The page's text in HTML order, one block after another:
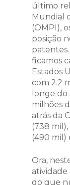
último
Mundial
(OMPI),
posição
ficamos
Estados
com 2.2
longe do
milhões
atrás da
(738
(490 mil)
Ora,
atividade
do que